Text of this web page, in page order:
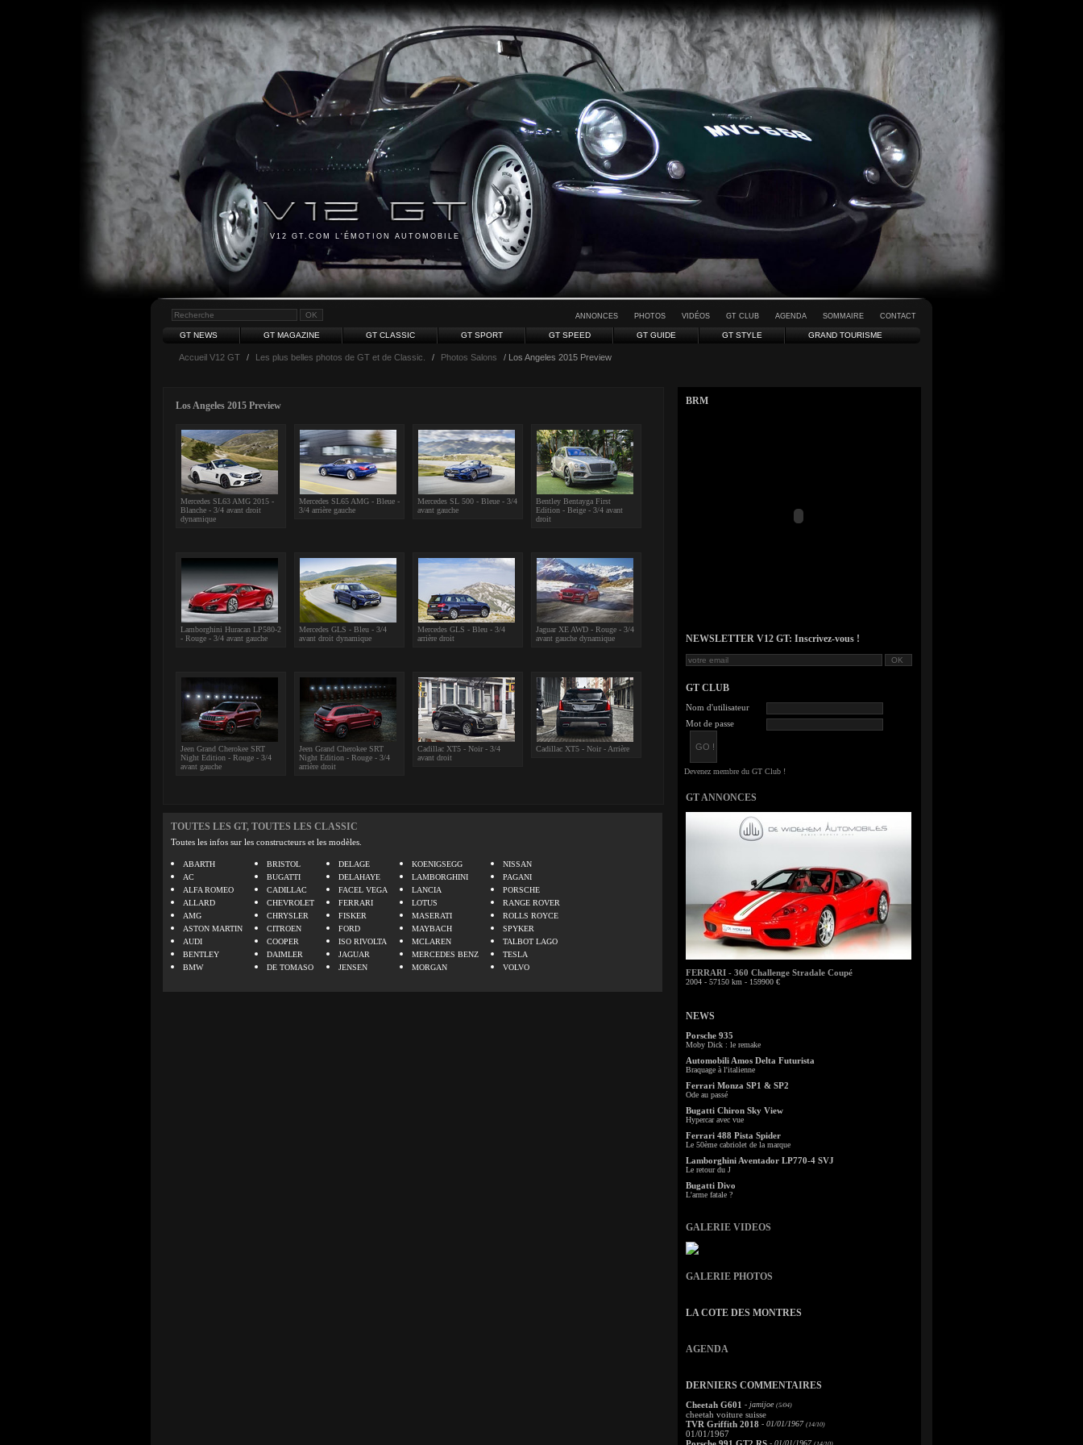
V12 GT.COM L'ÉMOTION AUTOMOBILE
ANNONCES PHOTOS VIDÉOS GT CLUB AGENDA SOMMAIRE CONTACT
GT NEWS GT MAGAZINE GT CLASSIC GT SPORT GT SPEED GT GUIDE GT STYLE GRAND TOURISME
Accueil V12 GT / Les plus belles photos de GT et de Classic. / Photos Salons / Los Angeles 2015 Preview
Los Angeles 2015 Preview
Mercedes SL63 AMG 2015 -
Blanche - 3/4 avant droit
dynamique
Mercedes SL65 AMG - Bleue -
3/4 arrière gauche
Mercedes SL 500 - Bleue - 3/4
avant gauche
Bentley Bentayga First
Edition - Beige - 3/4 avant
droit
Lamborghini Huracan LP580-2
- Rouge - 3/4 avant gauche
Mercedes GLS - Bleu - 3/4
avant droit dynamique
Mercedes GLS - Bleu - 3/4
arrière droit
Jaguar XE AWD - Rouge - 3/4
avant gauche dynamique
Jeen Grand Cherokee SRT
Night Edition - Rouge - 3/4
avant gauche
Jeen Grand Cherokee SRT
Night Edition - Rouge - 3/4
arrière droit
Cadillac XT5 - Noir - 3/4
avant droit
Cadillac XT5 - Noir - Arrière
TOUTES LES GT, TOUTES LES CLASSIC
Toutes les infos sur les constructeurs et les modèles.
ABARTH
AC
ALFA ROMEO
ALLARD
AMG
ASTON MARTIN
AUDI
BENTLEY
BMW
BRISTOL
BUGATTI
CADILLAC
CHEVROLET
CHRYSLER
CITROEN
COOPER
DAIMLER
DE TOMASO
DELAGE
DELAHAYE
FACEL VEGA
FERRARI
FISKER
FORD
ISO RIVOLTA
JAGUAR
JENSEN
KOENIGSEGG
LAMBORGHINI
LANCIA
LOTUS
MASERATI
MAYBACH
MCLAREN
MERCEDES BENZ
MORGAN
NISSAN
PAGANI
PORSCHE
RANGE ROVER
ROLLS ROYCE
SPYKER
TALBOT LAGO
TESLA
VOLVO
BRM
NEWSLETTER V12 GT: Inscrivez-vous !
GT CLUB
Nom d'utilisateur
Mot de passe
GT ANNONCES
FERRARI - 360 Challenge Stradale Coupé
2004 - 57150 km - 159900 €
NEWS
Porsche 935
Moby Dick : le remake
Automobili Amos Delta Futurista
Braquage à l'italienne
Ferrari Monza SP1 & SP2
Ode au passé
Bugatti Chiron Sky View
Hypercar avec vue
Ferrari 488 Pista Spider
Le 50ème cabriolet de la marque
Lamborghini Aventador LP770-4 SVJ
Le retour du J
Bugatti Divo
L'arme fatale ?
GALERIE VIDEOS
GALERIE PHOTOS
LA COTE DES MONTRES
AGENDA
DERNIERS COMMENTAIRES
Cheetah G601 - jamijoe (5/04)
cheetah voiture suisse
TVR Griffith 2018 - 01/01/1967 (14/10)
01/01/1967
- 01/01/1967